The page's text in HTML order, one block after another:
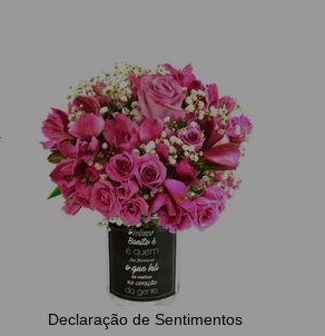
Declaração de Sentimentos